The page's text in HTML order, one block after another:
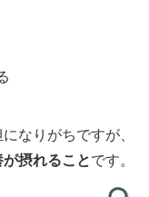
なりがちですが、
摂れることです。